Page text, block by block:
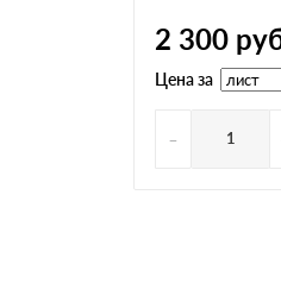
2 300
Цена за
-